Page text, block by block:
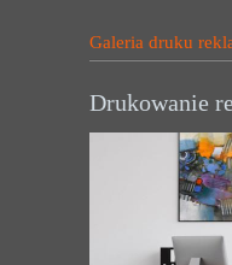
Galeria druku
Drukowanie